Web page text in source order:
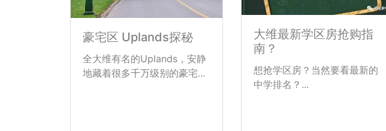
豪宅区 Uplands探秘
全大维有名的Uplands，安静
地藏着很多千万级别的豪宅...
大维最新学区房抢购指
南？
想抢学区房？当然要看最新的
中学排名？...